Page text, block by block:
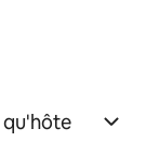
qu'hôte